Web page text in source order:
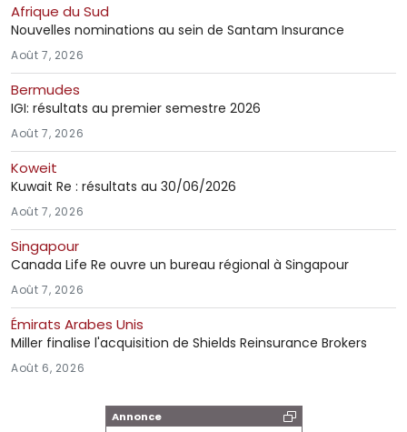
Afrique du Sud
Nouvelles nominations au sein de Santam Insurance
Août 7, 2026
Bermudes
IGI: résultats au premier semestre 2026
Août 7, 2026
Koweit
Kuwait Re : résultats au 30/06/2026
Août 7, 2026
Singapour
Canada Life Re ouvre un bureau régional à Singapour
Août 7, 2026
Émirats Arabes Unis
Miller finalise l'acquisition de Shields Reinsurance Brokers
Août 6, 2026
Annonce